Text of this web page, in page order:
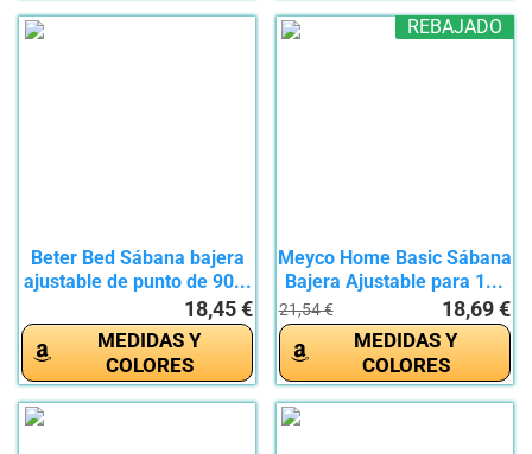
Beter Bed Sábana bajera
ajustable de punto de 90...
18,45 €
MEDIDAS Y
COLORES
REBAJADO
Meyco Home Basic Sábana
Bajera Ajustable para 1...
21,54 € 18,69 €
MEDIDAS Y
COLORES